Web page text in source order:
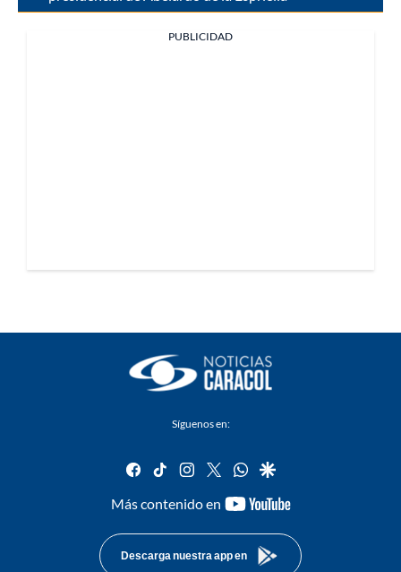
PUBLICIDAD
Síguenos en:
facebook
tiktok instagram
twitterwhatsapp
google
Más contenido en
youtube-
Descarga nuestra app en